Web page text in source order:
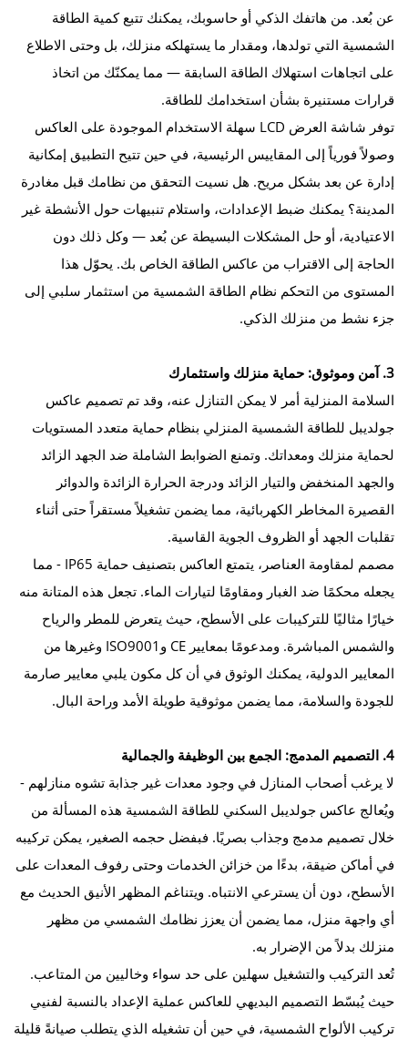
عن بُعد. من هاتفك الذكي أو حاسوبك، يمكنك تتبع كمية الطاقة
الشمسية التي تولدها، ومقدار ما يستهلكه منزلك، بل وحتى الاطلاع
على اتجاهات استهلاك الطاقة السابقة — مما يمكنّك من اتخاذ
قرارات مستنيرة بشأن استخدامك للطاقة.
توفر شاشة العرض LCD سهلة الاستخدام الموجودة على العاكس
وصولاً فورياً إلى المقاييس الرئيسية، في حين تتيح التطبيق إمكانية
إدارة عن بعد بشكل مريح. هل نسيت التحقق من نظامك قبل مغادرة
المدينة؟ يمكنك ضبط الإعدادات، واستلام تنبيهات حول الأنشطة غير
الاعتيادية، أو حل المشكلات البسيطة عن بُعد — وكل ذلك دون
الحاجة إلى الاقتراب من عاكس الطاقة الخاص بك. يحوّل هذا
المستوى من التحكم نظام الطاقة الشمسية من استثمار سلبي إلى
جزء نشط من منزلك الذكي.
3. آمن وموثوق: حماية منزلك واستثمارك
السلامة المنزلية أمر لا يمكن التنازل عنه، وقد تم تصميم عاكس
جولديبل للطاقة الشمسية المنزلي بنظام حماية متعدد المستويات
لحماية منزلك ومعداتك. وتمنع الضوابط الشاملة ضد الجهد الزائد
والجهد المنخفض والتيار الزائد ودرجة الحرارة الزائدة والدوائر
القصيرة المخاطر الكهربائية، مما يضمن تشغيلاً مستقراً حتى أثناء
تقلبات الجهد أو الظروف الجوية القاسية.
مصمم لمقاومة العناصر، يتمتع العاكس بتصنيف حماية IP65 - مما
يجعله محكمًا ضد الغبار ومقاومًا لتيارات الماء. تجعل هذه المتانة منه
خيارًا مثاليًا للتركيبات على الأسطح، حيث يتعرض للمطر والرياح
والشمس المباشرة. ومدعومًا بمعايير CE وISO9001 وغيرها من
المعايير الدولية، يمكنك الوثوق في أن كل مكون يلبي معايير صارمة
للجودة والسلامة، مما يضمن موثوقية طويلة الأمد وراحة البال.
4. التصميم المدمج: الجمع بين الوظيفة والجمالية
لا يرغب أصحاب المنازل في وجود معدات غير جذابة تشوه منازلهم -
ويُعالج عاكس جولديبل السكني للطاقة الشمسية هذه المسألة من
خلال تصميم مدمج وجذاب بصريًا. فبفضل حجمه الصغير، يمكن تركيبه
في أماكن ضيقة، بدءًا من خزائن الخدمات وحتى رفوف المعدات على
الأسطح، دون أن يسترعي الانتباه. ويتناغم المظهر الأنيق الحديث مع
أي واجهة منزل، مما يضمن أن يعزز نظامك الشمسي من مظهر
منزلك بدلاً من الإضرار به.
تُعد التركيب والتشغيل سهلين على حد سواء وخاليين من المتاعب.
حيث يُبسّط التصميم البديهي للعاكس عملية الإعداد بالنسبة لفنيي
تركيب الألواح الشمسية، في حين أن تشغيله الذي يتطلب صيانةً قليلة